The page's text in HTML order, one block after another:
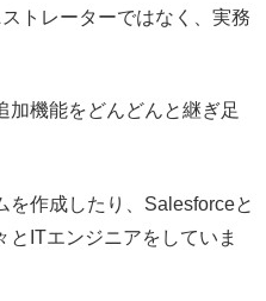
トレーターではなく、実務
加機能をどんどんと継ぎ足
を作成したり、Salesforceと
とITエンジニアをしていま